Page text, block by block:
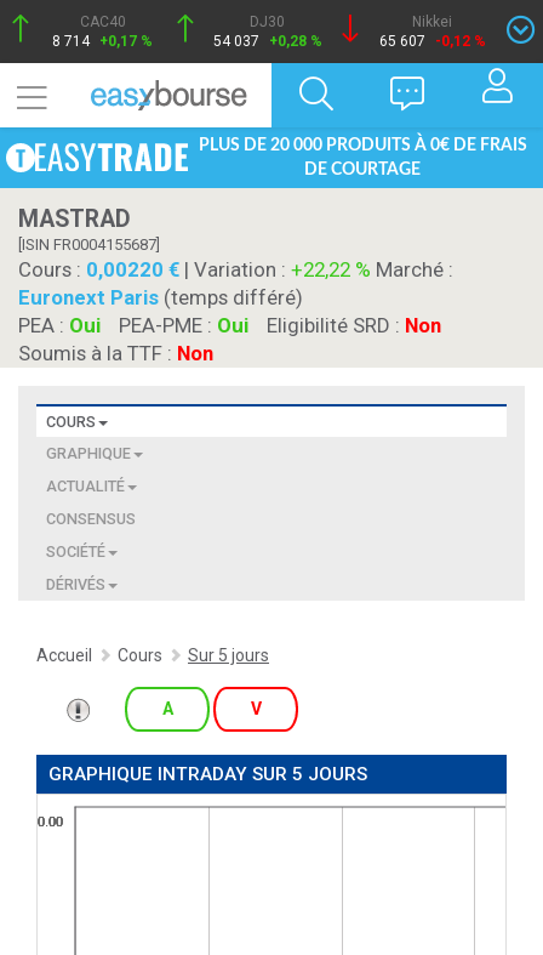
CAC40
8 714 +0,17 %
DJ30
54 037
+0,28 %
Nikkei
65 607
-0,12 %
PLUS DE 20 000 PRODUITS À 0€ DE FRAIS
DE COURTAGE
MASTRAD
[ISIN FR0004155687]
Cours : 0,00220 | Variation : +22,22 % Marché :
Euronext Paris (temps différé)
PEA : Oui PEA-PME : Oui Eligibilité SRD : Non
Soumis à la TTF : Non
COURS
GRAPHIQUE
ACTUALITÉ
CONSENSUS
SOCIÉTÉ
DÉRIVÉS
Accueil Cours Sur 5 jours
A V
GRAPHIQUE INTRADAY SUR 5 JOURS
0.00
0.00
0.00
0.00
0.00